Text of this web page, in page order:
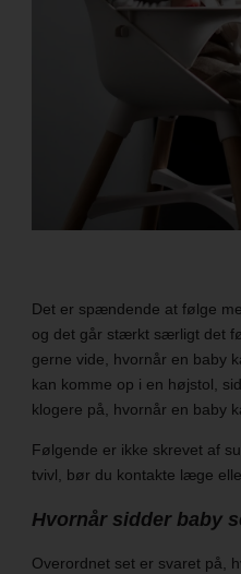
Det er spændende at følge
og det går stærkt særligt det
gerne vide, hvornår en baby
kan komme op i en højstol,
klogere på, hvornår en baby
Følgende er ikke skrevet af
tvivl, bør du kontakte læge
Hvornår sidder baby
Overordnet set er svaret på,